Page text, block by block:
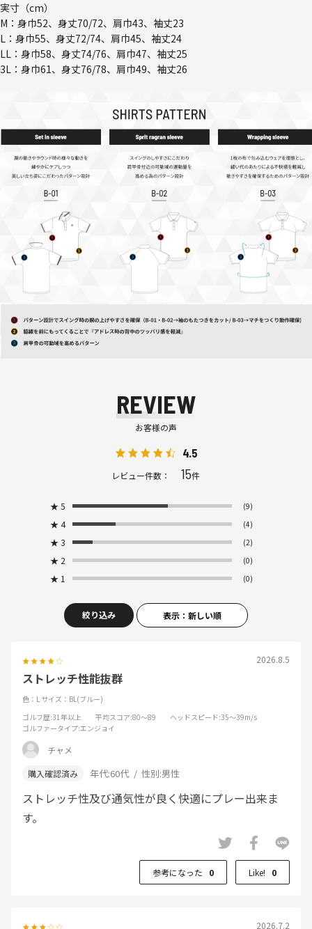
実寸（cm）
M：身巾52、身丈70/72、肩巾43、袖丈23
L：身巾55、身丈72/74、肩巾45、袖丈24
LL：身巾58、身丈74/76、肩巾47、袖丈25
3L：身巾61、身丈76/78、肩巾49、袖丈26
REVIEW
お客様の声
4.5
レビュー件数： 15件
★ 5 (9)
★ 4 (4)
★ 3 (2)
★ 2 (0)
★ 1 (0)
絞り込み 表示：新しい順
2026.8.5
ストレッチ性能抜群
色：L サイズ：BL(ブルー)
ゴルフ歴:31年以上 平均スコア:80～89 ヘッドスピード:35～39m/s
ゴルファータイプ:エンジョイ
チャメ
年代:60代 性別:男性
ストレッチ性及び通気性が良く快適にプレー出来ま
す。
参考になった 0 Like! 0
2026.7.2